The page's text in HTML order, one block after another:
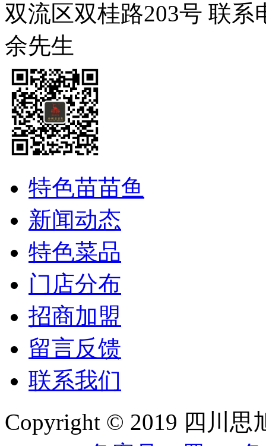
双流区双桂路203号 联系
余先生
特色苗苗鱼
新闻动态
特色菜品
门店分布
招商加盟
留言反馈
联系我们
Copyright © 2019 四川